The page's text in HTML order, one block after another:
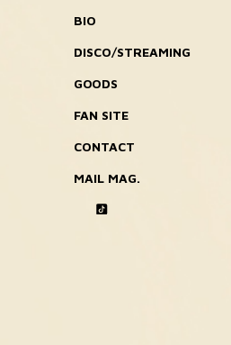
BIO
DISCO/STREAMING
GOODS
FAN SITE
CONTACT
MAIL MAG.